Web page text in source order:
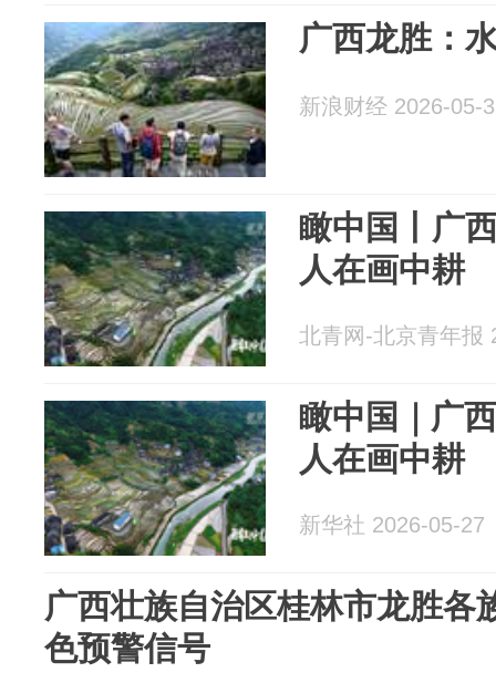
广西龙胜：
新浪财经 2026-05-
瞰中国丨广
人在画中耕
北青网-北京青年报
瞰中国｜广
人在画中耕
新华社 2026-05-27
广西壮族自治区桂林市龙胜各
色预警信号